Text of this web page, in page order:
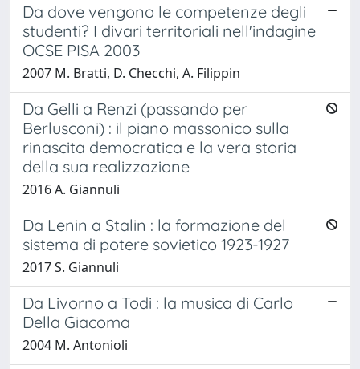
Da dove vengono le competenze degli
studenti? I divari territoriali nell'indagine
OCSE PISA 2003
2007 M. Bratti, D. Checchi, A. Filippin
Da Gelli a Renzi (passando per
Berlusconi) : il piano massonico sulla
rinascita democratica e la vera storia
della sua realizzazione
2016 A. Giannuli
Da Lenin a Stalin : la formazione del
sistema di potere sovietico 1923-1927
2017 S. Giannuli
Da Livorno a Todi : la musica di Carlo
Della Giacoma
2004 M. Antonioli